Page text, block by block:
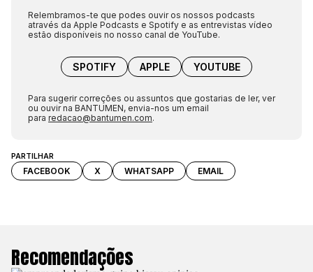
PARTILHAR
FACEBOOK X WHATSAPP EMAIL
Relembramos-te que podes ouvir os nossos podcasts
através da Apple Podcasts e Spotify e as entrevistas vídeo
estão disponíveis no nosso canal de YouTube.
SPOTIFY APPLE YOUTUBE
Para sugerir correções ou assuntos que gostarias de ler, ver
ou ouvir na BANTUMEN, envia-nos um email
para redacao@bantumen.com.
Recomendações